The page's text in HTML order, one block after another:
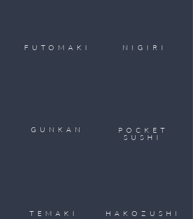
FUTO MAKI NIGIR I
GUNKAN
POCKET
SUSHI
TEMAK I HAKOZUS HI